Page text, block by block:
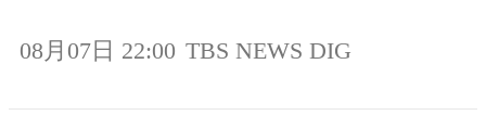
08月07日 22:00 TBS NEWS DIG